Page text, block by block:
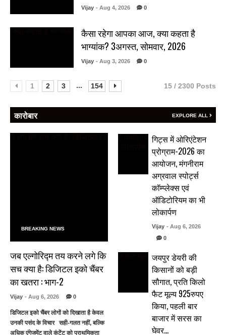
Vijay - Aug 4, 2026 0
कैसा रहेगा आपका आज, क्या कहता है
भाग्यांक? 3अगस्त, सोमवार, 2026
Vijay - Aug 3, 2026 0
1 2 3 ... 154 15 / 2300 Posts
कारोबार EXPLORE ALL
BREAKING NEWS
जब एल्गोरिद्म तय करने लगे कि
सच क्या है: डिजिटल इको चैंबर
का खतरा : भाग-2
Vijay - Aug 6, 2026 0
डिजिटल इको चैंबर लोगों को दिखाता है केवल
उनकी पसंद के विचार सही-गलत नहीं, बल्कि
अधिक एंगेजमेंट वाले कंटेंट को प्राथमिकता
गिट्स में ओरिएंटेशन
प्रोग्राम-2026 का
आयोजन, मंगनीराम
अग्रवाल स्पोर्ट्स
कॉम्प्लेक्स एवं
ऑडिटोरियम का भी
लोकार्पण
Vijay - Aug 6, 2026
0
जयपुर डेयरी की
किसानों को बड़ी
सौगात, प्रति किलो
फैट मूल्य 925रुपए
किया, पहली बार
बाजार में सरस का
घेवर…